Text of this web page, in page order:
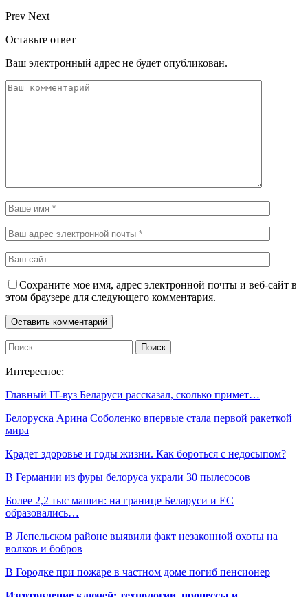
Prev Next
Оставьте ответ
Ваш электронный адрес не будет опубликован.
Сохраните мое имя, адрес электронной почты и веб-сайт в
этом браузере для следующего комментария.
Интересное:
Главный IT-вуз Беларуси рассказал, сколько примет…
Белоруска Арина Соболенко впервые стала первой ракеткой
мира
Крадет здоровье и годы жизни. Как бороться с недосыпом?
В Германии из фуры белоруса украли 30 пылесосов
Более 2,2 тыс машин: на границе Беларуси и ЕС
образовались…
В Лепельском районе выявили факт незаконной охоты на
волков и бобров
В Городке при пожаре в частном доме погиб пенсионер